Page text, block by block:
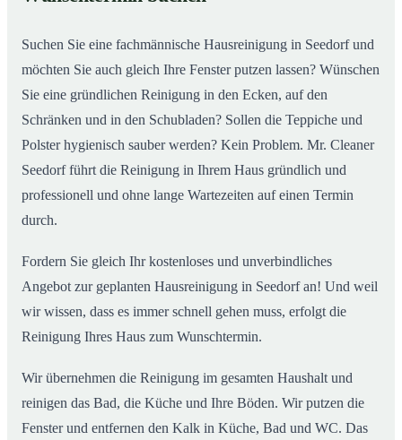
ab
Suchen Sie eine fachmännische Hausreinigung in Seedorf und
möchten Sie auch gleich Ihre Fenster putzen lassen? Wünschen
Sie eine gründlichen Reinigung in den Ecken, auf den
Schränken und in den Schubladen? Sollen die Teppiche und
Polster hygienisch sauber werden? Kein Problem. Mr. Cleaner
Seedorf führt die Reinigung in Ihrem Haus gründlich und
professionell und ohne lange Wartezeiten auf einen Termin
durch.
Fordern Sie gleich Ihr kostenloses und unverbindliches
Angebot zur geplanten Hausreinigung in Seedorf an! Und weil
wir wissen, dass es immer schnell gehen muss, erfolgt die
Reinigung Ihres Haus zum Wunschtermin.
Wir übernehmen die Reinigung im gesamten Haushalt und
reinigen das Bad, die Küche und Ihre Böden. Wir putzen die
Fenster und entfernen den Kalk in Küche, Bad und WC. Das